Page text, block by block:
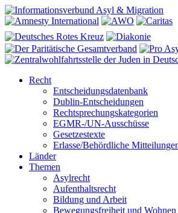
Recht
Entscheidungsdatenbank
Dublin-Entscheidungen
Rechtsprechungskategorien
EGMR-/UN-Ausschüsse
Gesetzestexte
Erlasse/Behördliche
Länder
Themen
Asylrecht
Aufenthaltsrecht
Bildung und Arbeit
Bewegungsfreiheit und Wohnen